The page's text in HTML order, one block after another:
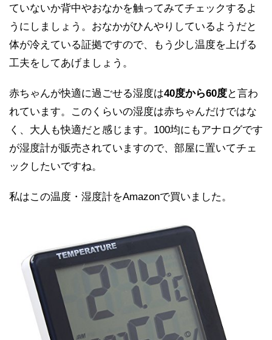
ていないか背中やおなかを触ってみてチェックするよ
うにしましょう。おなかがひんやりしているようだと
体が冷えている証拠ですので、もう少し温度を上げる
工夫をしてあげましょう。
赤ちゃんが快適に過ごせる湿度は40度から60度と言わ
れています。このくらいの湿度は赤ちゃんだけではな
く、大人も快適だと感じます。100均にもアナログです
が湿度計が販売されていますので、部屋に置いてチェ
ックしたいですね。
私はこの温度・湿度計をAmazonで買いました。